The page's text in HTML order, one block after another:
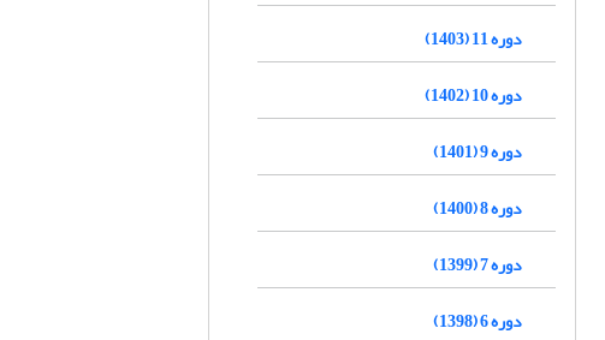
دوره 11 (1403)
دوره 10 (1402)
دوره 9 (1401)
دوره 8 (1400)
دوره 7 (1399)
دوره 6 (1398)